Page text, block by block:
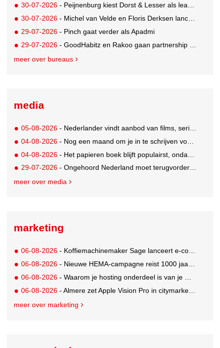
30-07-2026 - Peijnenburg kiest Dorst & Lesser als lead social agency
30-07-2026 - Michel van Velde en Floris Derksen lanceren I.C.Y. group: drie specialistische bureaus, één visie op groei
29-07-2026 - Pinch gaat verder als Apadmi
29-07-2026 - GoodHabitz en Rakoo gaan partnership aan voor geïntegreerde talentontwikkeling
meer over bureaus
media
05-08-2026 - Nederlander vindt aanbod van films, series en sport vaak versnipperd
04-08-2026 - Nog een maand om je in te schrijven voor de Mercurs 2026
04-08-2026 - Het papieren boek blijft populairst, ondanks digitale alternatieven
29-07-2026 - Ongehoord Nederland moet terugvordering betalen aan Commissariaat voor de Media
meer over media
marketing
06-08-2026 - Koffiemachinemaker Sage lanceert e-commerceplatform voor koffieliefhebbers
06-08-2026 - Nieuwe HEMA-campagne reist 1000 jaar terug in de tijd naar 'Hemastein'
06-08-2026 - Waarom je hosting onderdeel is van je merkstrategie
06-08-2026 - Almere zet Apple Vision Pro in citymarketing
meer over marketing